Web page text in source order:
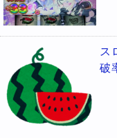
ス
破